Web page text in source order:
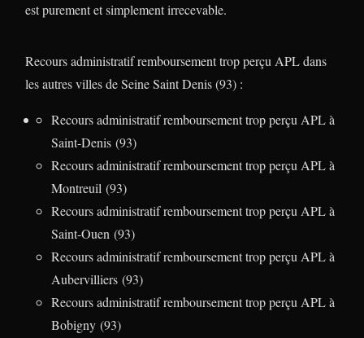
est purement et simplement irrecevable.
Recours administratif remboursement trop perçu APL dans
les autres villes de Seine Saint Denis (93) :
Recours administratif remboursement trop perçu APL à
Saint-Denis (93)
Recours administratif remboursement trop perçu APL à
Montreuil (93)
Recours administratif remboursement trop perçu APL à
Saint-Ouen (93)
Recours administratif remboursement trop perçu APL à
Aubervilliers (93)
Recours administratif remboursement trop perçu APL à
Bobigny (93)